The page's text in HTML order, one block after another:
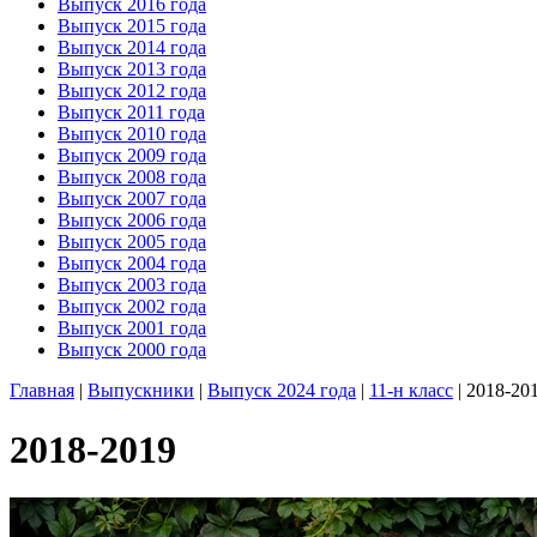
Выпуск 2016 года
Выпуск 2015 года
Выпуск 2014 года
Выпуск 2013 года
Выпуск 2012 года
Выпуск 2011 года
Выпуск 2010 года
Выпуск 2009 года
Выпуск 2008 года
Выпуск 2007 года
Выпуск 2006 года
Выпуск 2005 года
Выпуск 2004 года
Выпуск 2003 года
Выпуск 2002 года
Выпуск 2001 года
Выпуск 2000 года
Главная | Выпускники | Выпуск 2024 года | 11-н класс | 2018-
2018-2019